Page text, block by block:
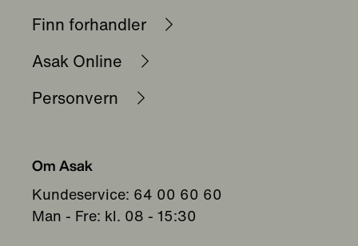
Finn forhandler
Asak Online
Personvern
Om Asak
Kundeservice: 64 00 60 60
Man - Fre: kl. 08 - 15:30